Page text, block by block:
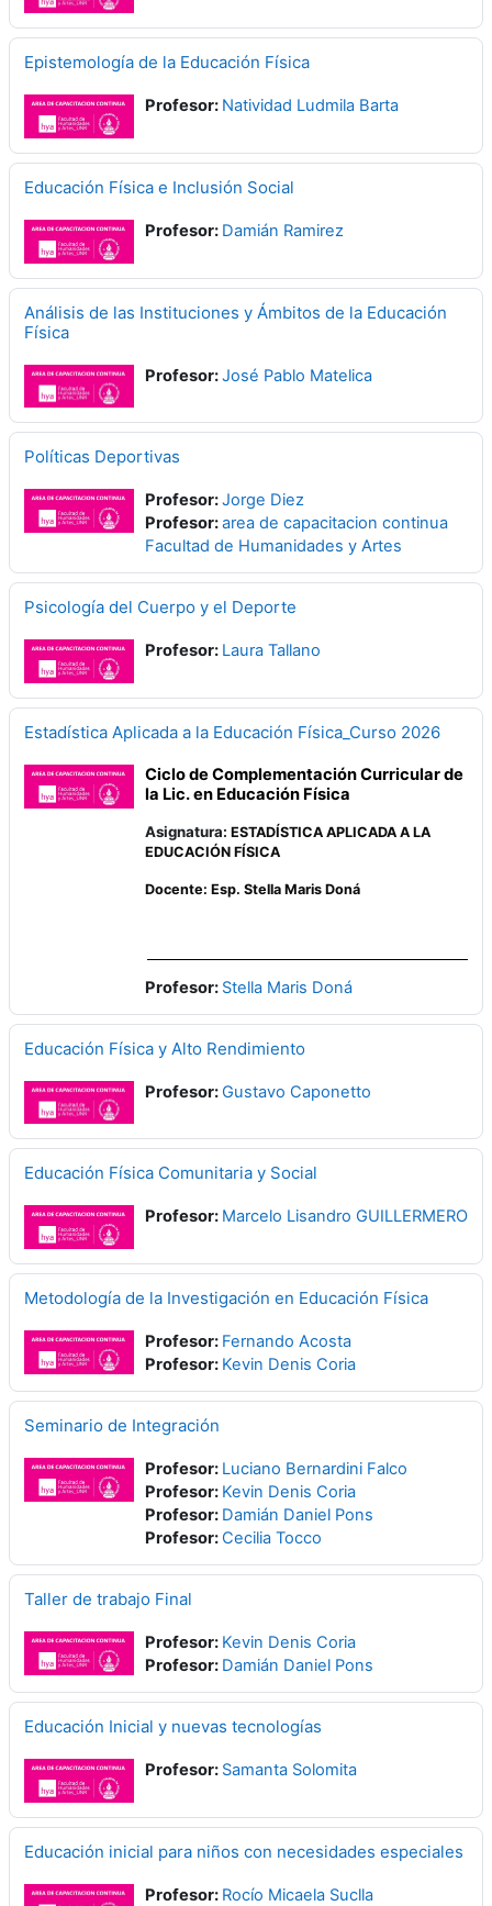
Epistemología de la Educación Física
Profesor: Natividad Ludmila Barta
Educación Física e Inclusión Social
Profesor: Damián Ramirez
Análisis de las Instituciones y Ámbitos de la Educación
Física
Profesor:José Pablo Matelica
Políticas Deportivas
Profesor:Jorge Diez
Profesor:area de capacitacion continua
Facultad de Humanidades y Artes
Psicología del Cuerpo y el Deporte
Profesor: Laura Tallano
Estadística Aplicada a la Educación Física_Curso 2026
Ciclo de Complementación Curricular de
la Lic. en Educación Física
Asignatura: ESTADÍSTICA APLICADA A LA
EDUCACIÓN FÍSICA
Docente: Esp. Stella Maris Doná
Profesor: Stella Maris Doná
Educación Física y Alto Rendimiento
Profesor:Gustavo Caponetto
Educación Física Comunitaria y Social
Profesor: Marcelo Lisandro GUILLERMERO
Metodología de la Investigación en Educación Física
Profesor: Fernando Acosta
Profesor: Kevin Denis Coria
Seminario de Integración
Profesor: Luciano Bernardini Falco
Profesor: Kevin Denis Coria
Profesor: Damián Daniel Pons
Profesor:Cecilia Tocco
Taller de trabajo Final
Profesor: Kevin Denis Coria
Profesor: Damián Daniel Pons
Educación Inicial y nuevas tecnologías
Profesor: Samanta Solomita
Educación inicial para niños con necesidades especiales
Profesor: Rocío Micaela Suclla